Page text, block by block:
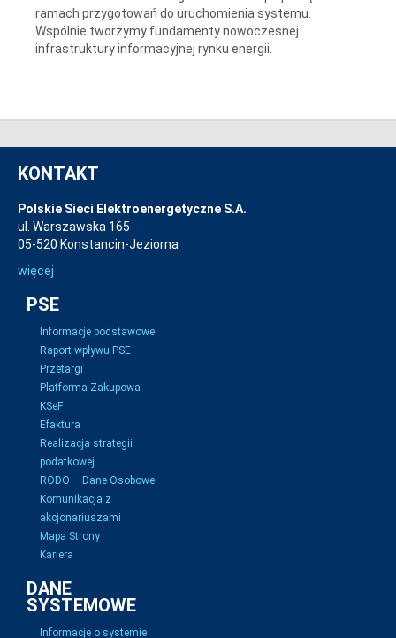
ramach przygotowań do uruchomienia systemu.
Wspólnie tworzymy fundamenty nowoczesnej
infrastruktury informacyjnej rynku energii.
KONTAKT
Polskie Sieci Elektroenergetyczne S.A.
ul. Warszawska 165
05-520 Konstancin-Jeziorna
więcej
PSE
Informacje podstawowe
Raport wpływu PSE
Przetargi
Platforma Zakupowa
KSeF
Efaktura
Realizacja strategii
podatkowej
RODO – Dane Osobowe
Komunikacja z
akcjonariuszami
Mapa Strony
Kariera
DANE
SYSTEMOWE
Informacje o systemie